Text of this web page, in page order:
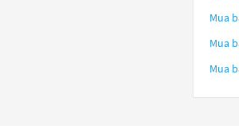
Mua
Mua
Mua